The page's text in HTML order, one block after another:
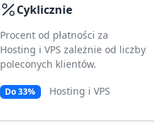
Cyklicznie
Procent od płatności za
Hosting i VPS zależnie od liczby
poleconych klientów.
Do 33% Hosting i VPS